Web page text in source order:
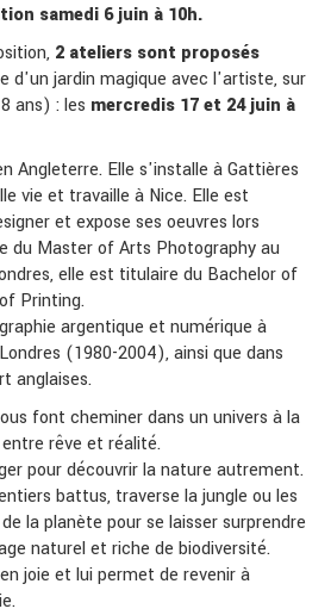
samedi 6 juin à 10h.
2 ateliers sont proposés
d'un jardin magique avec l'artiste, sur
ans) : les mercredis 17 et 24 juin à
Angleterre. Elle s'installe à Gattières
vie et travaille à Nice. Elle est
et expose ses oeuvres lors
du Master of Arts Photography au
elle est titulaire du Bachelor of
Printing.
argentique et numérique à
(1980-2004), ainsi que dans
anglaises.
font cheminer dans un univers à la
rêve et réalité.
pour découvrir la nature autrement.
battus, traverse la jungle ou les
la planète pour se laisser surprendre
naturel et riche de biodiversité.
joie et lui permet de revenir à